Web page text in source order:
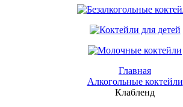
Главная
Алкогольные коктейли
Клабленд